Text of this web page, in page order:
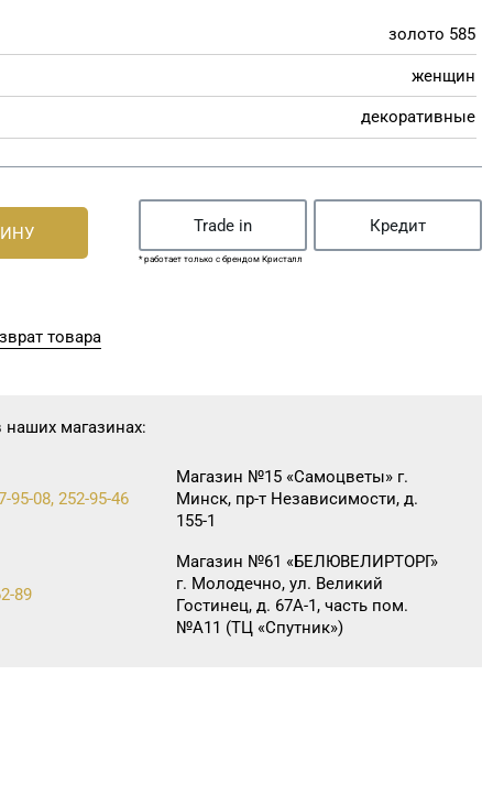
золото 585
женщин
декоративные
Trade in Кредит
* работает только с брендом Кристалл
товара
наших магазинах:
95-08, 252-95-46
Магазин №15 «Самоцветы» г.
Минск, пр-т Независимости, д.
155-1
89
Магазин №61 «БЕЛЮВЕЛИРТОРГ»
г. Молодечно, ул. Великий
Гостинец, д. 67А-1, часть пом.
№А11 (ТЦ «Спутник»)